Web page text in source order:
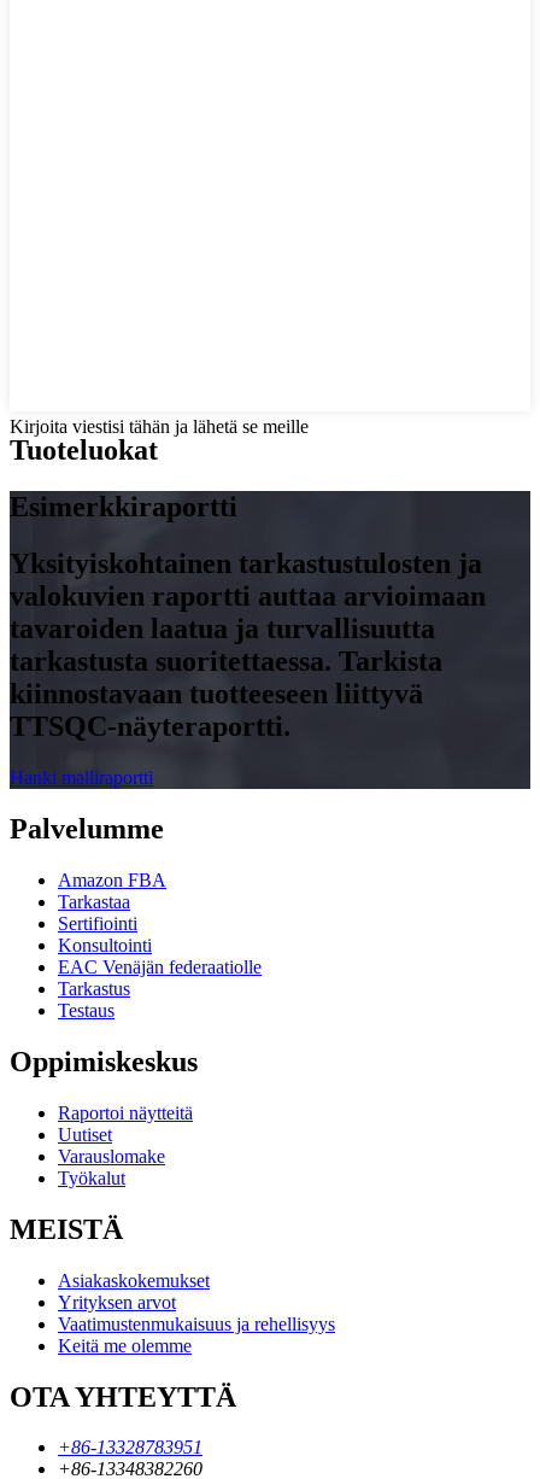
Kirjoita viestisi tähän ja lähetä se meille
Tuoteluokat
Esimerkkiraportti
Yksityiskohtainen tarkastustulosten ja
valokuvien raportti auttaa arvioimaan
tavaroiden laatua ja turvallisuutta
tarkastusta suoritettaessa. Tarkista
kiinnostavaan tuotteeseen liittyvä
TTSQC-näyteraportti.
Hanki malliraportti
Palvelumme
Amazon FBA
Tarkastaa
Sertifiointi
Konsultointi
EAC Venäjän federaatiolle
Tarkastus
Testaus
Oppimiskeskus
Raportoi näytteitä
Uutiset
Varauslomake
Työkalut
MEISTÄ
Asiakaskokemukset
Yrityksen arvot
Vaatimustenmukaisuus ja rehellisyys
Keitä me olemme
OTA YHTEYTTÄ
+86-13328783951
+86-13348382260